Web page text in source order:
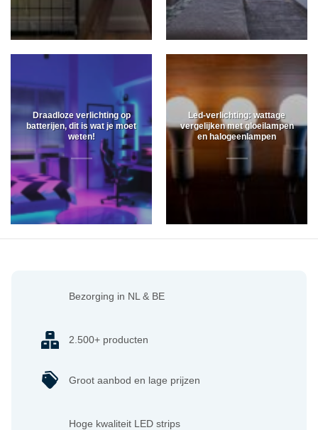
Draadloze verlichting op
batterijen, dit is wat je moet
weten!
Led-verlichting: wattage
vergelijken met gloeilampen
en halogeenlampen
Bezorging in NL & BE
2.500+ producten
Groot aanbod en lage prijzen
Hoge kwaliteit LED strips